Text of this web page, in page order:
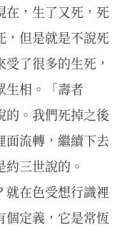
在，生了又死，死
，但是就是不說死
了很多的生死，
生相。「壽者
的。我們死掉之後
面流轉，繼續下去
三世說的。
就在色受想行識裡
個定義，它是常恆